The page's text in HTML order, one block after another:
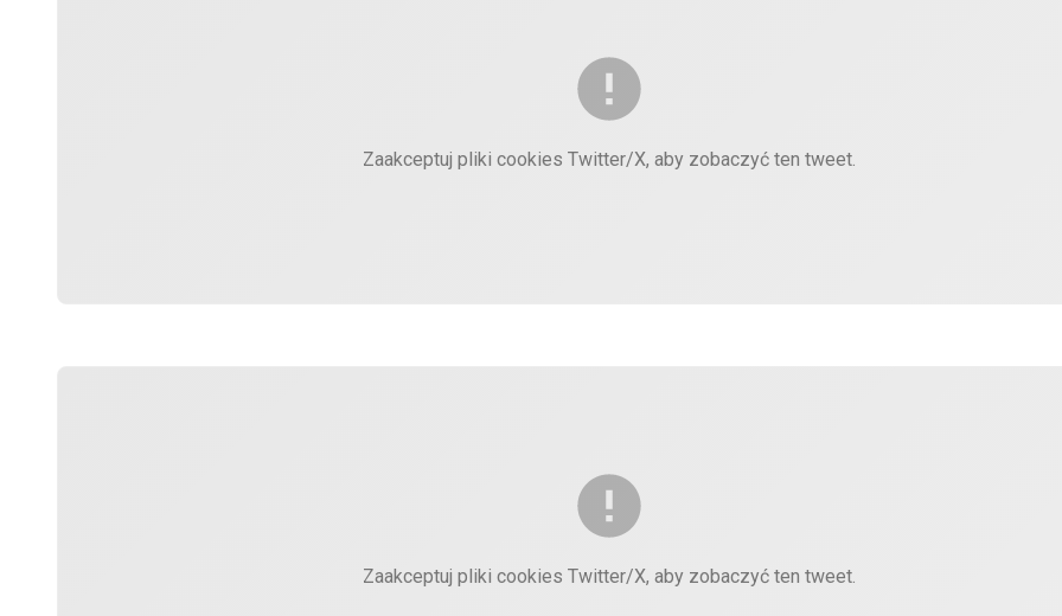
Zaakceptuj pliki cookies Twitter/X, aby zobaczyć ten tweet.
Zaakceptuj pliki cookies Twitter/X, aby zobaczyć ten tweet.